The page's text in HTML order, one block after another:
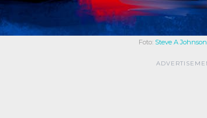
Foto: Steve A Johnson